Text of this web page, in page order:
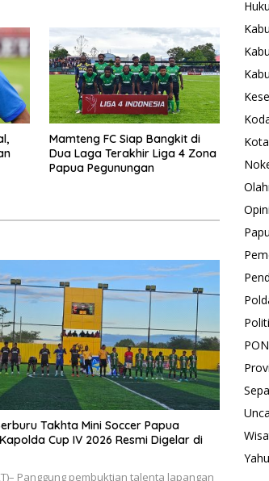
Mamteng FC Siap Bangkit di
Dua Laga Terakhir Liga 4 Zona
Papua Pegunungan
Takhta Mini Soccer Papua
Cup IV 2026 Resmi Digelar di
Panggung pembuktian talenta lapangan